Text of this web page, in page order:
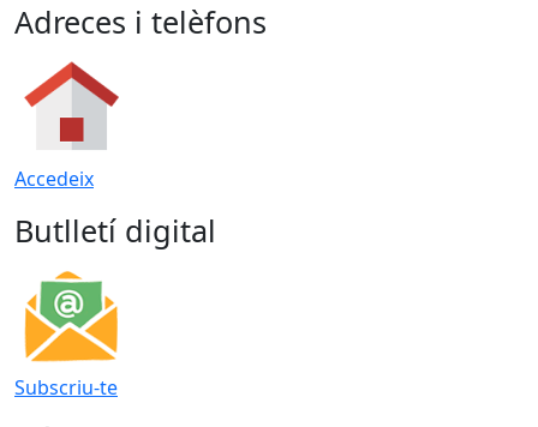
Adreces i telèfons
Accedeix
Butlletí digital
Subscriu-te